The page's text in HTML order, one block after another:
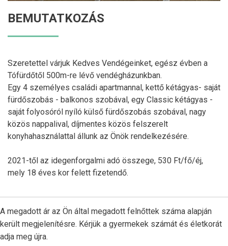
BEMUTATKOZÁS
Szeretettel várjuk Kedves Vendégeinket, egész évben a
Tófürdőtől 500m-re lévő vendégházunkban.
Egy 4 személyes családi apartmannal, kettő kétágyas- saját
fürdőszobás - balkonos szobával, egy Classic kétágyas -
saját folyosóról nyíló külső fürdőszobás szobával, nagy
közös nappalival, díjmentes közös felszerelt
konyhahasználattal állunk az Önök rendelkezésére.
2021-től az idegenforgalmi adó összege, 530 Ft/fő/éj,
mely 18 éves kor felett fizetendő.
A megadott ár az Ön által megadott felnőttek száma alapján
került megjelenítésre. Kérjük a gyermekek számát és életkorát
adja meg újra.